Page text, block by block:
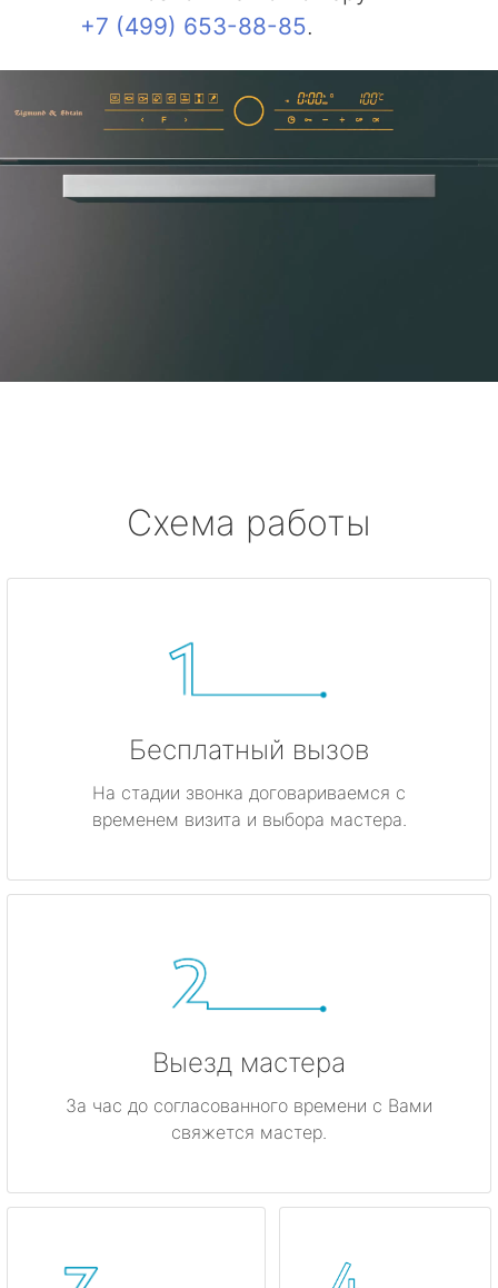
+7 (499) 653-88-85.
Схема работы
Бесплатный вызов
На стадии звонка договариваемся с
временем визита и выбора мастера.
Выезд мастера
За час до согласованного времени с Вами
свяжется мастер.